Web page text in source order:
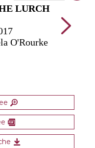
LURCH
O'Rourke